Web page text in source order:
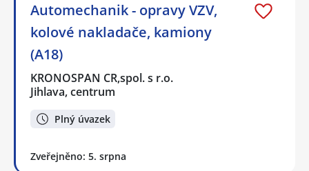
Automechanik - opravy VZV,
kolové nakladače, kamiony
(A18)
KRONOSPAN CR,spol. s r.o.
Jihlava, centrum
Plný úvazek
Zveřejněno: 5. srpna